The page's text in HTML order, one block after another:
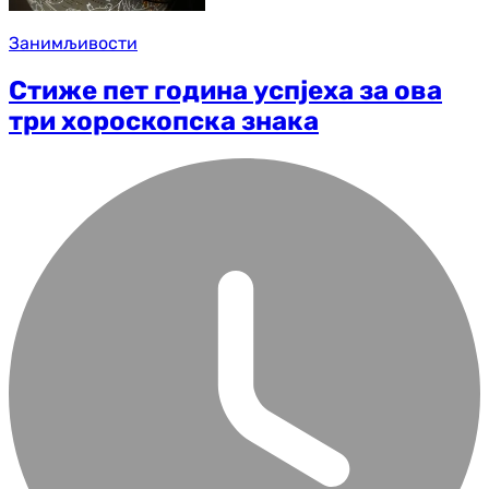
Занимљивости
Стиже пет година успјеха за ова
три хороскопска знака